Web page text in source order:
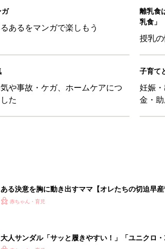
ある決意を胸に動き出すママ【オレたちの切迫早産
赤ちゃん・育児
大人サンダル「サッと履きやすい！」「ユニクロ・
赤ちゃん・育児
子どもの水難事故は、7歳・14歳の夏に多く発生
1 2 4